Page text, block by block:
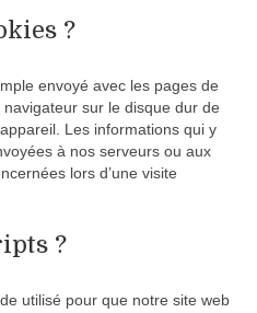
?
envoyé avec les pages de
sur le disque dur de
Les informations qui y
à nos serveurs ou aux
lors d’une visite
?
utilisé pour que notre site web